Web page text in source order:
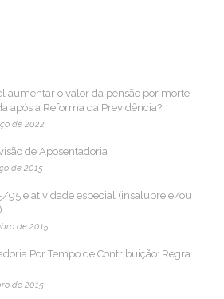
aumentar o valor da pensão por morte
após a Reforma da Previdência?
de 2022
de Aposentadoria
de 2015
95 e atividade especial (insalubre e/ou
de 2015
Por Tempo de Contribuição: Regra
de 2015